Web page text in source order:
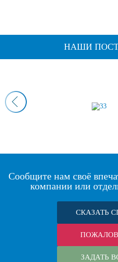
НАШИ
Сообщите нам своё
компании или
СКАЗАТЬ
ЗАДАТЬ